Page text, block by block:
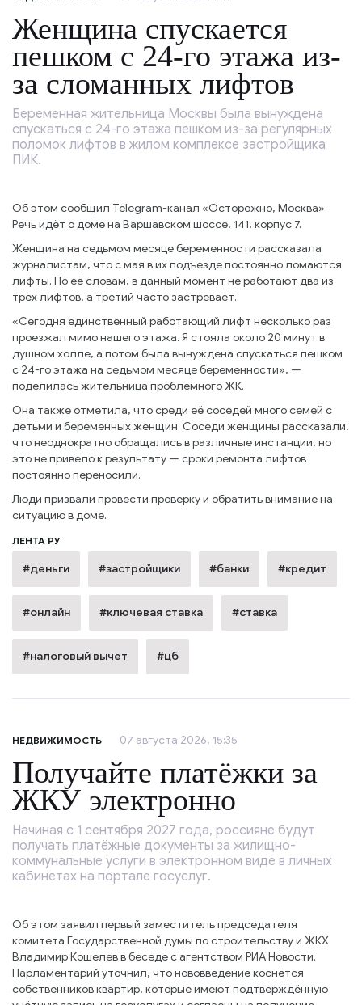
Женщина спускается
пешком с 24-го этажа из-
за сломанных лифтов
Беременная жительница Москвы была вынуждена
спускаться с 24-го этажа пешком из-за регулярных
поломок лифтов в жилом комплексе застройщика
ПИК.
Об этом сообщил Telegram-канал «Осторожно, Москва».
Речь идёт о доме на Варшавском шоссе, 141, корпус 7.
Женщина на седьмом месяце беременности рассказала
журналистам, что с мая в их подъезде постоянно ломаются
лифты. По её словам, в данный момент не работают два из
трёх лифтов, а третий часто застревает.
«Сегодня единственный работающий лифт несколько раз
проезжал мимо нашего этажа. Я стояла около 20 минут в
душном холле, а потом была вынуждена спускаться пешком
с 24-го этажа на седьмом месяце беременности», —
поделилась жительница проблемного ЖК.
Она также отметила, что среди её соседей много семей с
детьми и беременных женщин. Соседи женщины рассказали,
что неоднократно обращались в различные инстанции, но
это не привело к результату — сроки ремонта лифтов
постоянно переносили.
Люди призвали провести проверку и обратить внимание на
ситуацию в доме.
ЛЕНТА РУ
#деньги #застройщики #банки #кредит
#онлайн #ключевая ставка #ставка
#налоговый вычет #цб
НЕДВИЖИМОСТЬ 07 августа 2026, 15:35
Получайте платёжки за
ЖКУ электронно
Начиная с 1 сентября 2027 года, россияне будут
получать платёжные документы за жилищно-
коммунальные услуги в электронном виде в личных
кабинетах на портале госуслуг.
Об этом заявил первый заместитель председателя
комитета Государственной думы по строительству и ЖКХ
Владимир Кошелев в беседе с агентством РИА Новости.
Парламентарий уточнил, что нововведение коснётся
собственников квартир, которые имеют подтверждённую